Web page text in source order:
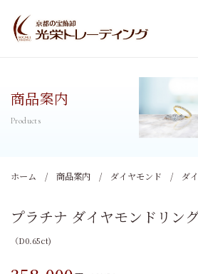
商品案内
ホーム 商品案内 ダイヤモンド ダ
プラチナ ダイヤモンドリン
（D0.65ct)